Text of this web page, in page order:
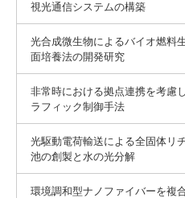
視光通信システムの構築
光合成微生物によるバイオ燃料
面培養法の開発研究
非常時における拠点連携を考慮
ラフィック制御手法
光駆動電荷輸送による全固体リ
池の創製と水の光分解
環境調和型ナノファイバーを複